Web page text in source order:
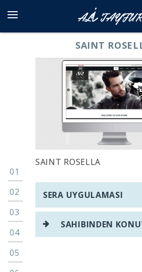
to
SAINT
SAINT ROSELLA
Yazı
gezinmesi
SERA UYGULAMASI
SAHIBINDEN